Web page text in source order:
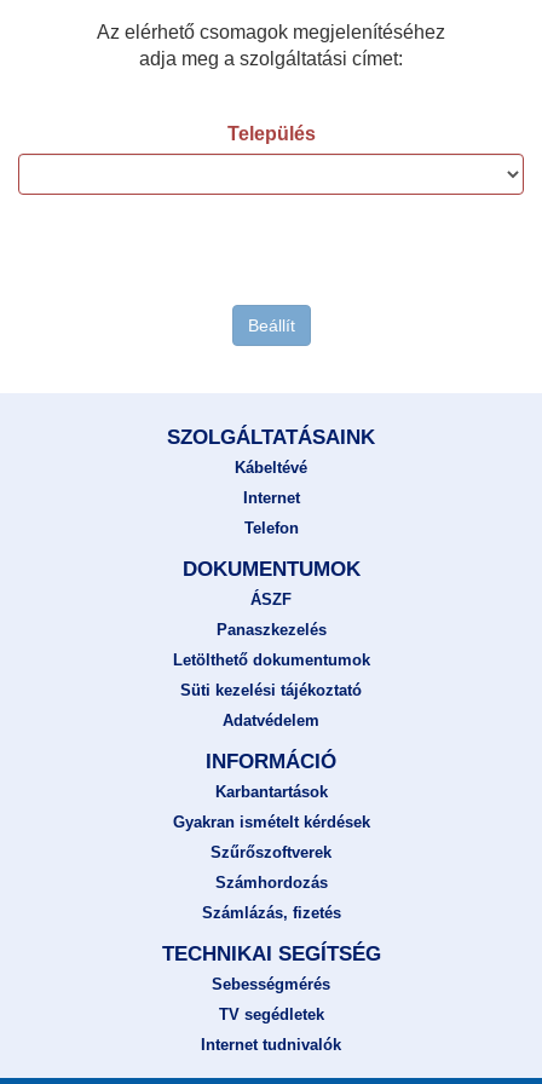
Az elérhető csomagok megjelenítéséhez
adja meg a szolgáltatási címet:
Település
Beállít
SZOLGÁLTATÁSAINK
Kábeltévé
Internet
Telefon
DOKUMENTUMOK
ÁSZF
Panaszkezelés
Letölthető dokumentumok
Süti kezelési tájékoztató
Adatvédelem
INFORMÁCIÓ
Karbantartások
Gyakran ismételt kérdések
Szűrőszoftverek
Számhordozás
Számlázás, fizetés
TECHNIKAI SEGÍTSÉG
Sebességmérés
TV segédletek
Internet tudnivalók